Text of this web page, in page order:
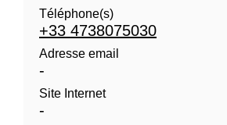
Téléphone(s)
+33 4738075030
Adresse email
-
Site Internet
-